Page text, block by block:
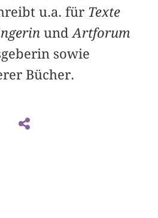
u.a. für Texte
undArtforum
sowie
Bücher.